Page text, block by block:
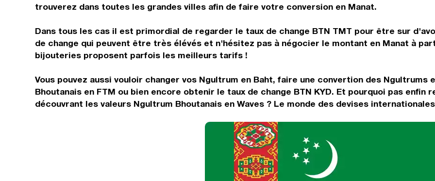
trouverez dans toutes les grandes villes afin de faire votre conversion en Manat.
Dans tous les cas il est primordial de regarder le taux de change BTN TMT pour être sur
de change qui peuvent être très élévés et n'hésitez pas à négocier le montant en Manat à
bijouteries proposent parfois les meilleurs tarifs !
Vous pouvez aussi vouloir changer vos Ngultrum en Baht, faire une convertion des Ngultrums
Bhoutanais en FTM ou bien encore obtenir le taux de change BTN KYD. Et pourquoi pas
découvrant les valeurs Ngultrum Bhoutanais en Waves ? Le monde des devises